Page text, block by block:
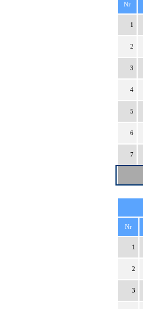
Nr
1
2
3
4
5
6
7
Nr
1
2
3